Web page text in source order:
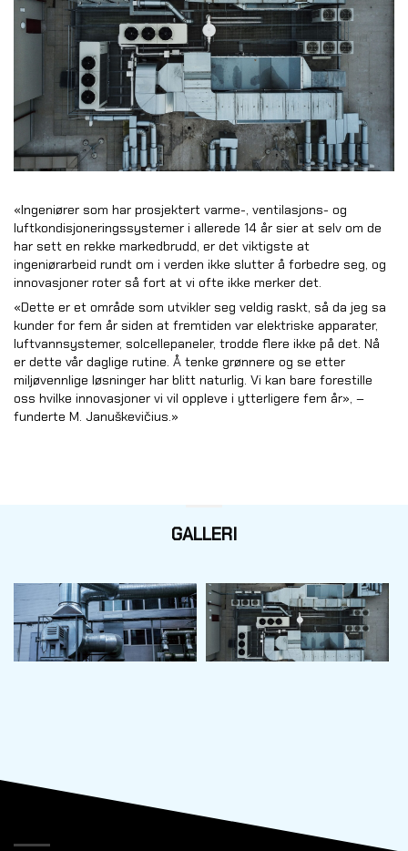
«Ingeniører som har prosjektert varme-, ventilasjons- og
luftkondisjoneringssystemer i allerede 14 år sier at selv om de
har sett en rekke markedbrudd, er det viktigste at
ingeniørarbeid rundt om i verden ikke slutter å forbedre seg, og
innovasjoner roter så fort at vi ofte ikke merker det.
«Dette er et område som utvikler seg veldig raskt, så da jeg sa
kunder for fem år siden at fremtiden var elektriske apparater,
luftvannsystemer, solcellepaneler, trodde flere ikke på det. Nå
er dette vår daglige rutine. Å tenke grønnere og se etter
miljøvennlige løsninger har blitt naturlig. Vi kan bare forestille
oss hvilke innovasjoner vi vil oppleve i ytterligere fem år», –
funderte M. Januškevičius.»
GALLERI